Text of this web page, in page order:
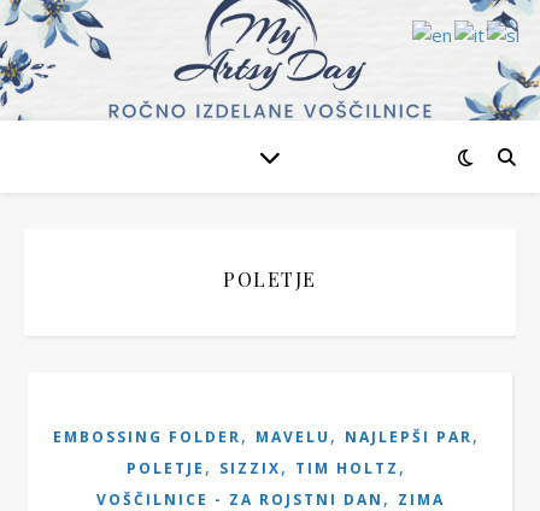
POLETJE
EMBOSSING FOLDER, MAVELU , NAJLEPŠI PAR,
POLETJE , SIZZIX, TIM HOLTZ ,
VOŠČILNICE - ZA ROJSTNI DAN , ZIMA